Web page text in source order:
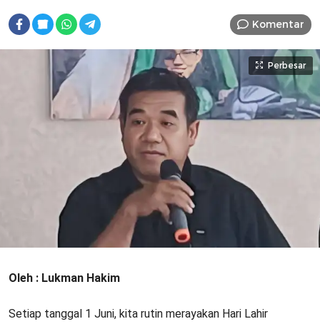
Komentar
Perbesar
Oleh : Lukman Hakim
Setiap tanggal 1 Juni, kita rutin merayakan Hari Lahir